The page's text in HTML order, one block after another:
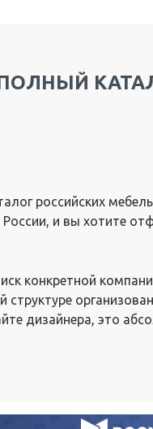
российских
и вы хотите
конкретной
структуре
дизайнера, это